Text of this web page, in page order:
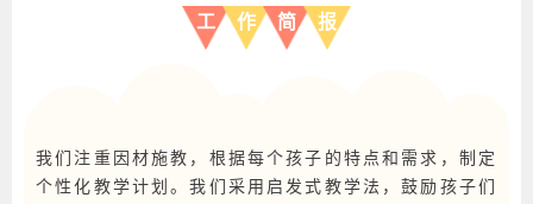
工 作 简 报
我们注重因材施教，根据每个孩子的特点和需求，制定
个性化教学计划。我们采用启发式教学法，鼓励孩子们